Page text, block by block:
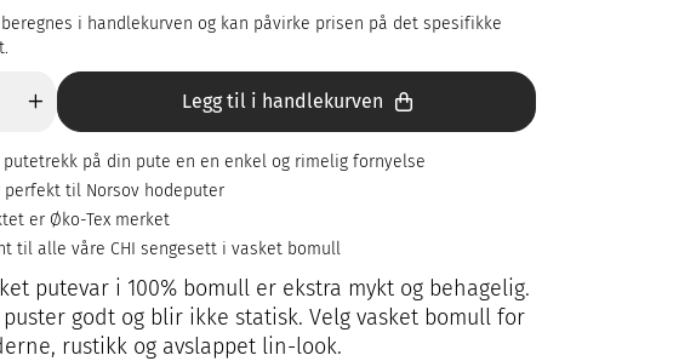
i handlekurven og kan påvirke prisen på det spesifikke
Legg til i handlekurven
putetrekk på din pute en en enkel og rimelig fornyelse
perfekt til Norsov hodeputer
er Øko-Tex merket
til alle våre CHI sengesett i vasket bomull
putevar i 100% bomull er ekstra mykt og behagelig.
godt og blir ikke statisk. Velg vasket bomull for
rustikk og avslappet lin-look.